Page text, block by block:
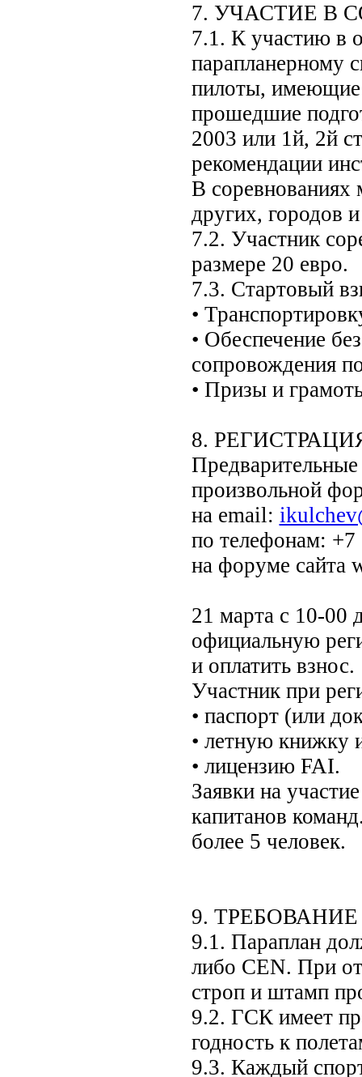
7. УЧАСТИЕ В
7.1. К участию в
парапланерному
пилоты, имеющие
прошедшие
2003 или 1й, 2й
рекомендации
В соревнованиях
других, городов
7.2. Участник
размере 20 евро.
7.3. Стартовый
•
• Обеспечение
сопровождения
• Призы и
8.
Предварительные
произвольной
на email:
по телефонам:
на форуме сайта
21 марта с 10-00
официальную
и оплатить взнос.
Участник при
• паспорт (или
• летную книжку
• лицензию FAI.
Заявки на
капитанов
более 5 человек.
9.
9.1. Параплан
либо CEN. При
строп и штамп
9.2. ГСК имеет
годность к
9.3. Каждый